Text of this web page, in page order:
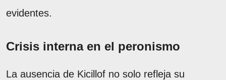
evidentes.
Crisis interna en el peronismo
La ausencia de Kicillof no solo refleja su